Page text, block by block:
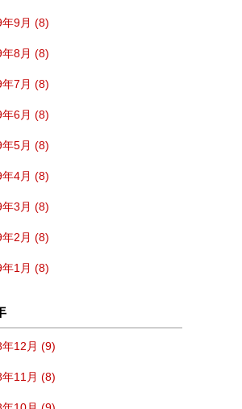
年9月 (8)
年8月 (8)
年7月 (8)
年6月 (8)
年5月 (8)
年4月 (8)
年3月 (8)
年2月 (8)
年1月 (8)
年12月 (9)
年11月 (8)